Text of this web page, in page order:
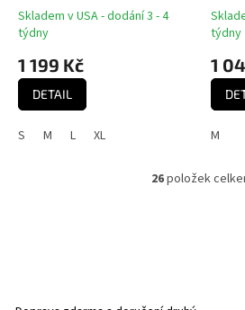
Name & Number T-Shirt -
Orange
Skladem v USA - dodání 3 - 4
týdny
1 199 Kč
DETAIL
S M L XL
týdny
1
M
O
26položek